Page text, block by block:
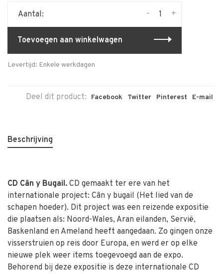
Aantal: +
-
Toevoegen aan winkelwagen
Levertijd: Enkele werkdagen
Deel dit product: Facebook Twitter Pinterest E-mail
Beschrijving
CD Cân y Bugail. CD gemaakt ter ere van het
internationale project: Cân y bugail (Het lied van de
schapen hoeder). Dit project was een reizende expositie
die plaatsen als: Noord-Wales, Aran eilanden, Servië,
Baskenland en Ameland heeft aangedaan. Zo gingen onze
visserstruien op reis door Europa, en werd er op elke
nieuwe plek weer items toegevoegd aan de expo.
Behorend bij deze expositie is deze internationale CD